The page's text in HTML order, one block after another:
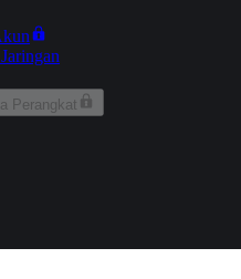
Perangkat